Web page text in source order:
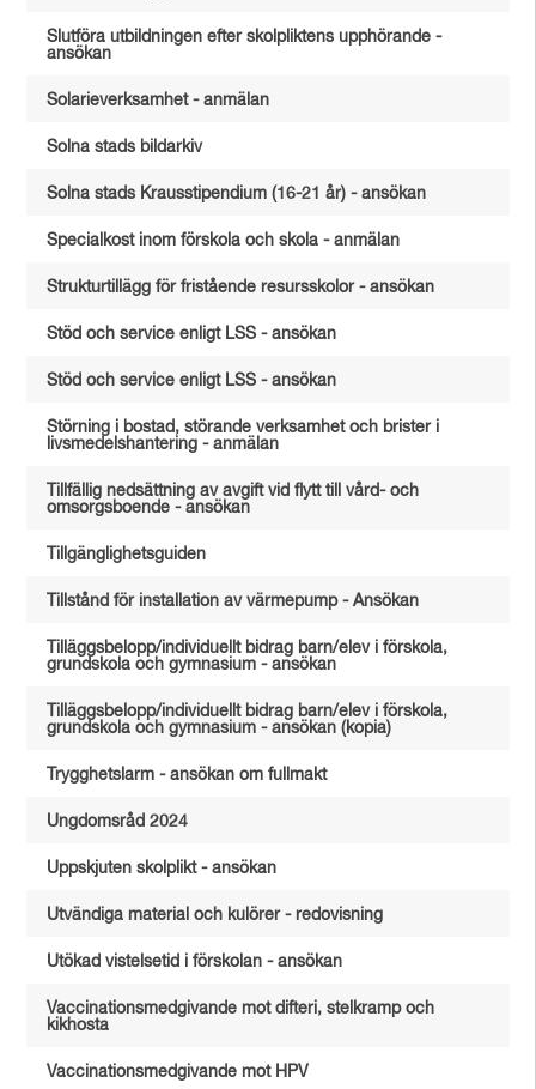
Slutföra utbildningen efter skolpliktens upphörande -
ansökan
Solarieverksamhet - anmälan
Solna stads bildarkiv
Solna stads Krausstipendium (16-21 år) - ansökan
Specialkost inom förskola och skola - anmälan
Strukturtillägg för fristående resursskolor - ansökan
Stöd och service enligt LSS - ansökan
Stöd och service enligt LSS - ansökan
Störning i bostad, störande verksamhet och brister i
livsmedelshantering - anmälan
Tillfällig nedsättning av avgift vid flytt till vård- och
omsorgsboende - ansökan
Tillgänglighetsguiden
Tillstånd för installation av värmepump - Ansökan
Tilläggsbelopp/individuellt bidrag barn/elev i förskola,
grundskola och gymnasium - ansökan
Tilläggsbelopp/individuellt bidrag barn/elev i förskola,
grundskola och gymnasium - ansökan (kopia)
Trygghetslarm - ansökan om fullmakt
Ungdomsråd 2024
Uppskjuten skolplikt - ansökan
Utvändiga material och kulörer - redovisning
Utökad vistelsetid i förskolan - ansökan
Vaccinationsmedgivande mot difteri, stelkramp och
kikhosta
Vaccinationsmedgivande mot HPV